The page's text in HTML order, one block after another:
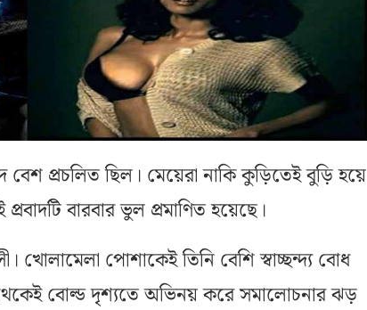
প্রচলিত ছিল। মেয়েরা নাকি কুড়িতেই বুড়ি হয়ে
বারবার ভুল প্রমাণিত হয়েছে।
খোলামেলা পোশাকেই তিনি বেশি স্বাচ্ছন্দ্য বোধ
বোল্ড দৃশ্যতে অভিনয় করে সমালোচনার ঝড়